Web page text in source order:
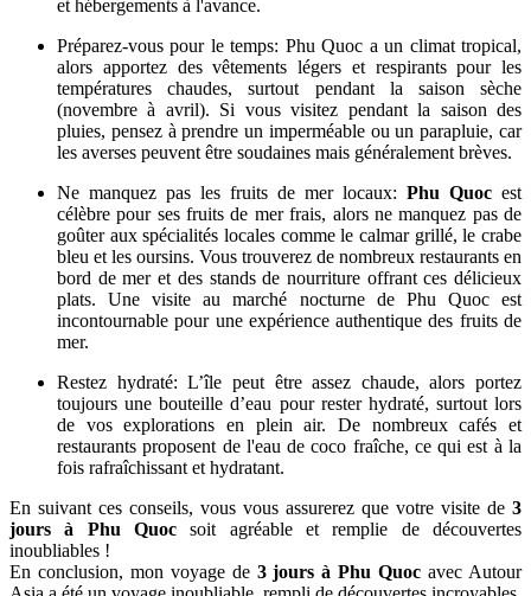
Pour mon dernier jour, j’ai passé la matinée à profiter d’aventures
maritimes. J’ai fait une excursion en bateau vers l’archipel d’An
Thoi, un groupe de petites îles situées au sud de Phu Quoc. Les
eaux cristallines et les récifs coralliens vibrants ont fait de cet endroit
un lieu idéal pour faire du snorkeling. J'ai aussi eu l’occasion de
faire du kayak et d'explorer certaines des îles voisines.
Dai
Beach
Phu
Quoc